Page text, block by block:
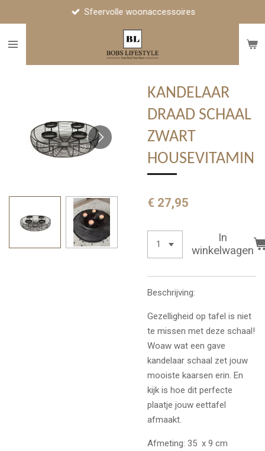
naar
Sfeervolle woonaccessoires
KANDELAAR
DRAAD SCHAAL
ZWART
HOUSEVITAMIN
€ 27,95
In
winkelwagen
Beschrijving:
Gezelligheid op tafel is niet
te missen met deze schaal!
Woaw wat een gave
kandelaar schaal zet jouw
mooiste kaarsen erin. En
kijk is hoe dit perfecte
plaatje jouw eettafel
afmaakt.
Afmeting: 35 x 9 cm